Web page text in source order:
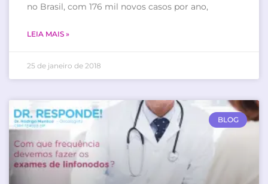
no Brasil, com 176 mil novos casos por ano,
LEIA MAIS »
25 de janeiro de 2018
BLOG